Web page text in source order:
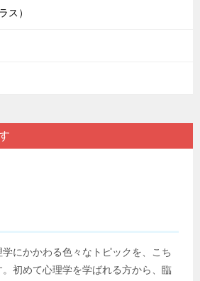
ス）
にかかわる色々なトピックを、こち
初めて心理学を学ばれる方から、臨